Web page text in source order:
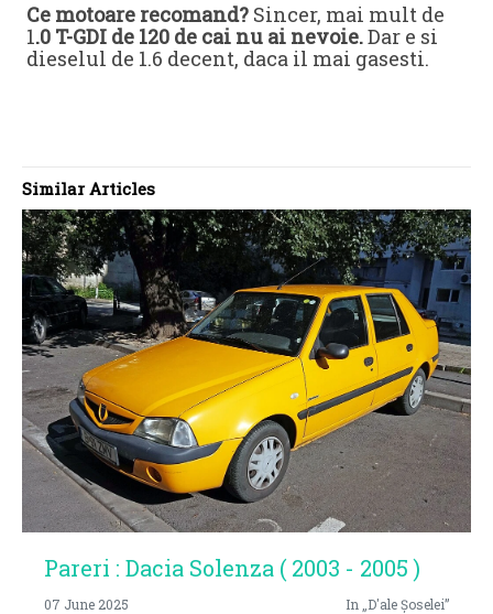
Ce motoare recomand? Sincer, mai mult de
1.0 T-GDI de 120 de cai nu ai nevoie.Dar e si
dieselul de 1.6 decent, daca il mai gasesti.
Similar Articles
Pareri : Dacia Solenza ( 2003 - 2005 )
07 June 2025 In „D'ale Șoselei”